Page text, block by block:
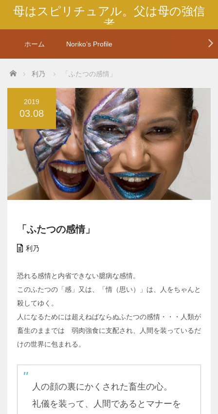
母はスピリチュアル。父は母の強信
者
ホーム Noriko’s Profile
Home 利乃 「ふたつの感情」
2019
03.08
「ふたつの感情」
利乃
恐れる感情と内省できない臆病な感情。
このふたつの「感」又は、「情（思い）」は、人をちゃんと
殺してゆく。
人になるためには超えねばならぬふたつの感情・・・人類が
畜生のままでは 弱肉強食に支配され、人間を装っているだ
けの世界に包まれる。
人の顔の裏にかくされた畜生の心。
礼儀を装って、人間であるとマナーを